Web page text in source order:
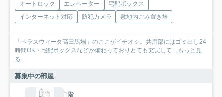
オートロック エレベーター
宅配ボックス
インターネット対応
防犯カメラ 敷地内ごみ置き場
「ベラスウィータ高田馬場」のここがイチオシ。共用部にはゴミ出し24
時間OK・宅配ボックスなどが備わっておりとても充実して... もっと見
る
募集中の部屋
1階